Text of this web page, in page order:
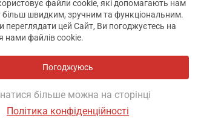
файли cookie, які допомагають нам
більш швидким, зручним та функціональним.
цей Сайт, Ви погоджуєтесь на
нами файлів cookie.
Погоджуюсь
більше можна на сторінці
Політика конфіденційності
✕